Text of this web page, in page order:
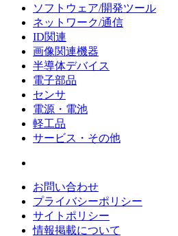
ソフトウェア/開発ツール
ネットワーク/通信
ID関連
画像関連機器
半導体デバイス
電子部品
センサ
電源・電池
軽工品
サービス・その他
お問い合わせ
プライバシーポリシー
サイトポリシー
情報掲載について